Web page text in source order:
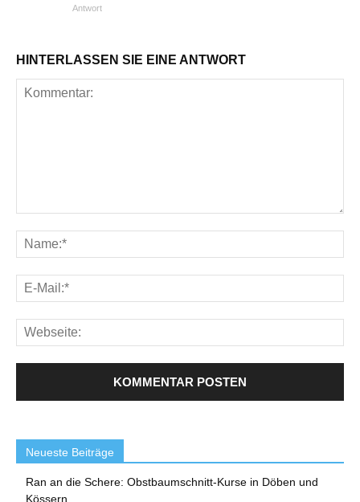
Antwort
HINTERLASSEN SIE EINE ANTWORT
Neueste Beiträge
Ran an die Schere: Obstbaumschnitt-Kurse in Döben und
Kössern